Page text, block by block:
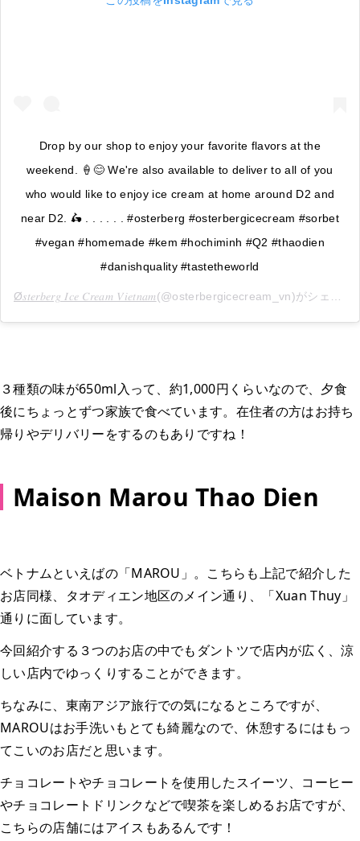
Drop by our shop to enjoy your favorite flavors at the
weekend. 🍦😊 We're also available to deliver to all of you
who would like to enjoy ice cream at home around D2 and
near D2. 🛵 . . . . . . #osterberg #osterbergicecream #sorbet
#vegan #homemade #kem #hochiminh #Q2 #thaodien
#danishquality #tastetheworld
Ø𝑠𝑡𝑒𝑟𝑏𝑒𝑟𝑔 𝐼𝑐𝑒 𝐶𝑟𝑒𝑎𝑚 𝑉𝑖𝑒𝑡𝑛𝑎𝑚(@osterbergicecream_vn)がシェアした投稿 -
３種類の味が650ml入って、約1,000円くらいなので、夕食
後にちょっとずつ家族で食べています。在住者の方はお持ち
帰りやデリバリーをするのもありですね！
Maison Marou Thao Dien
ベトナムといえばの「MAROU」。こちらも上記で紹介した
お店同様、タオディエン地区のメイン通り、「Xuan Thuy」
通りに面しています。
今回紹介する３つのお店の中でもダントツで店内が広く、涼
しい店内でゆっくりすることができます。
ちなみに、東南アジア旅行での気になるところですが、
MAROUはお手洗いもとても綺麗なので、休憩するにはもっ
てこいのお店だと思います。
チョコレートやチョコレートを使用したスイーツ、コーヒー
やチョコレートドリンクなどで喫茶を楽しめるお店ですが、
こちらの店舗にはアイスもあるんです！